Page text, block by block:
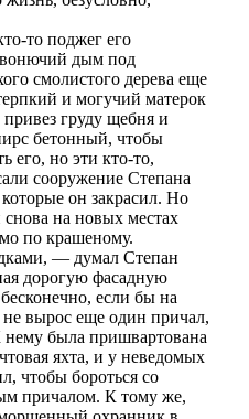
то поджег его
вонючий дым под
смолистого дерева еще
и могучий матерок
груду щебня и
бетонный, чтобы
его, но эти кто-то,
сооружение Степана
он закрасил. Но
снова на новых местах
по крашеному.
— думал Степан
дорогую фасадную
если бы на
вырос еще один причал,
была пришвартована
яхта, и у неведомых
чтобы бороться со
причалом. К тому же,